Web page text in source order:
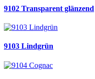
9102 Transparent glänzend
9103 Lindgrün